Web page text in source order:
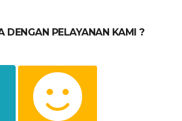
DENGAN PELAYANAN KAMI ?